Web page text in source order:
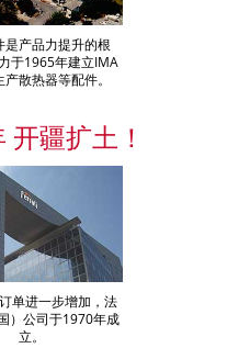
是产品力提升的根
于1965年建立IMA
散热器等配件。
开疆扩土！
单进一步增加，法
）公司于1970年成
立。